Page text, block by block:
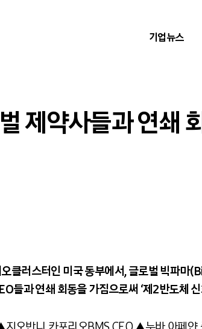
기업뉴스
제약사들과 연쇄
클러스터인 미국 동부에서, 글로벌 빅파
들과 연쇄 회동을 가짐으로써 ‘제2반도체